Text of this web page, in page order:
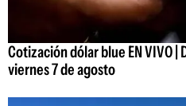
Cotización dólar blue EN VIVO |
viernes 7 de agosto